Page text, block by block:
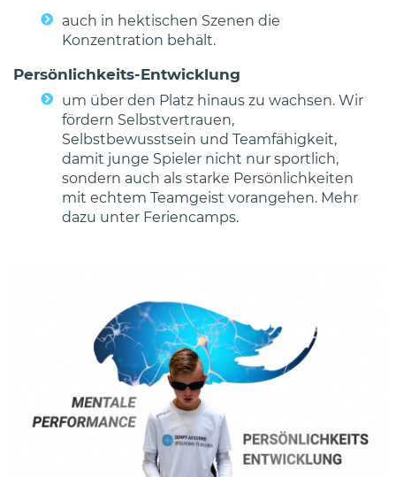
auch in hektischen Szenen die
Konzentration behält.
Persönlichkeits-Entwicklung
um über den Platz hinaus zu wachsen. Wir
fördern Selbstvertrauen,
Selbstbewusstsein und Teamfähigkeit,
damit junge Spieler nicht nur sportlich,
sondern auch als starke Persönlichkeiten
mit echtem Teamgeist vorangehen. Mehr
dazu unter Feriencamps.